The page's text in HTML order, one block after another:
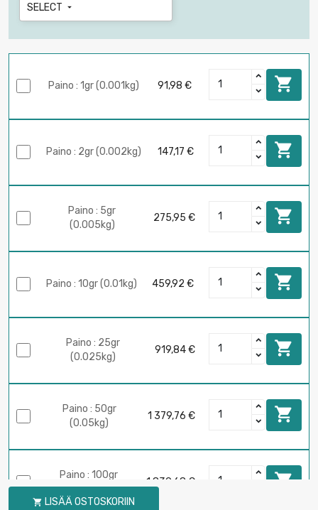
SELECT 
Paino : 1gr (0.001kg) 91,98 € 
Paino : 2gr (0.002kg) 147,17 € 
Paino : 5gr
(0.005kg)
275,95 € 
Paino : 10gr (0.01kg) 459,92 € 
Paino : 25gr
(0.025kg)
919,84 € 
Paino : 50gr
(0.05kg)
1 379,76 € 
Paino : 100gr
(0.1kg)
1 839,68 € 
 LISÄÄ OSTOSKORIIN